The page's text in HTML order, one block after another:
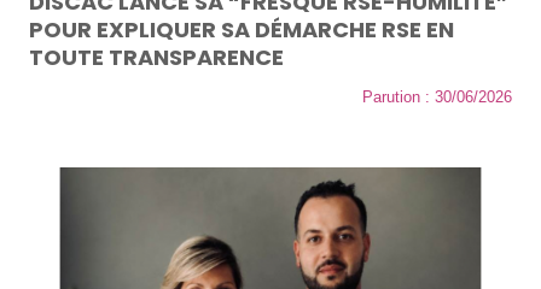
POUR EXPLIQUER SA DÉMARCHE RSE EN
TOUTE TRANSPARENCE
Parution : 30/06/2026